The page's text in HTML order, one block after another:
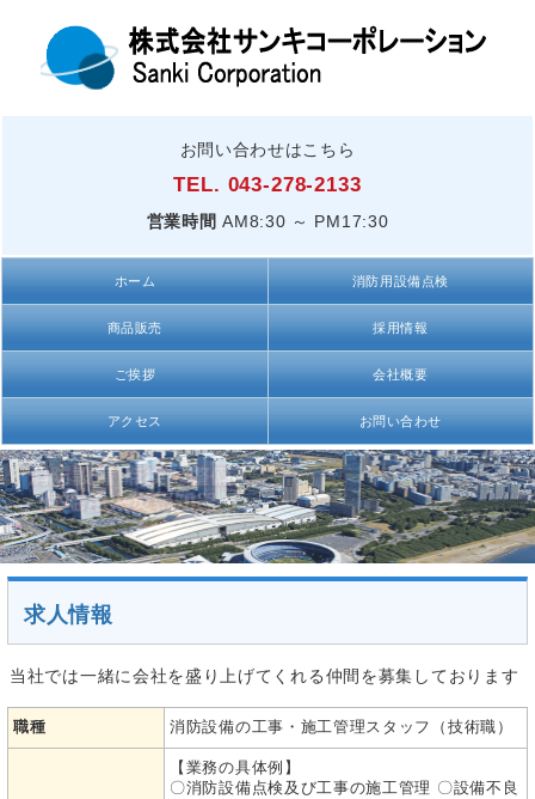
お問い合わせはこちら
TEL. 043-278-2133
営業時間 AM8:30 ～ PM17:30
ホーム 消防用設備点検
商品販売 採用情報
ご挨拶 会社概要
アクセス お問い合わせ
求人情報
当社では一緒に会社を盛り上げてくれる仲間を募集しております
職種 消防設備の工事・施工管理スタッフ（技術職）
【業務の具体例】
〇消防設備点検及び工事の施工管理 〇設備不良